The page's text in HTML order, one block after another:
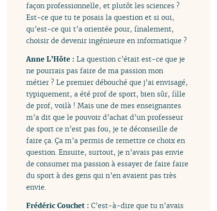
façon professionnelle, et plutôt les sciences ?
Est-ce que tu te posais la question et si oui,
qu’est-ce qui t’a orientée pour, finalement,
choisir de devenir ingénieure en informatique ?
Anne L’Hôte :La question c’était est-ce que je
ne pourrais pas faire de ma passion mon
métier ? Le premier débouché que j’ai envisagé,
typiquement, a été prof de sport, bien sûr, fille
de prof, voilà ! Mais une de mes enseignantes
m’a dit que le pouvoir d’achat d’un professeur
de sport ce n’est pas fou, je te déconseille de
faire ça. Ça m’a permis de remettre ce choix en
question. Ensuite, surtout, je n’avais pas envie
de consumer ma passion à essayer de faire faire
du sport à des gens qui n’en avaient pas très
envie.
Frédéric Couchet :C’est-à-dire que tu n’avais